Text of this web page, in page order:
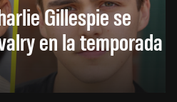
Gillespie se
en la temporada